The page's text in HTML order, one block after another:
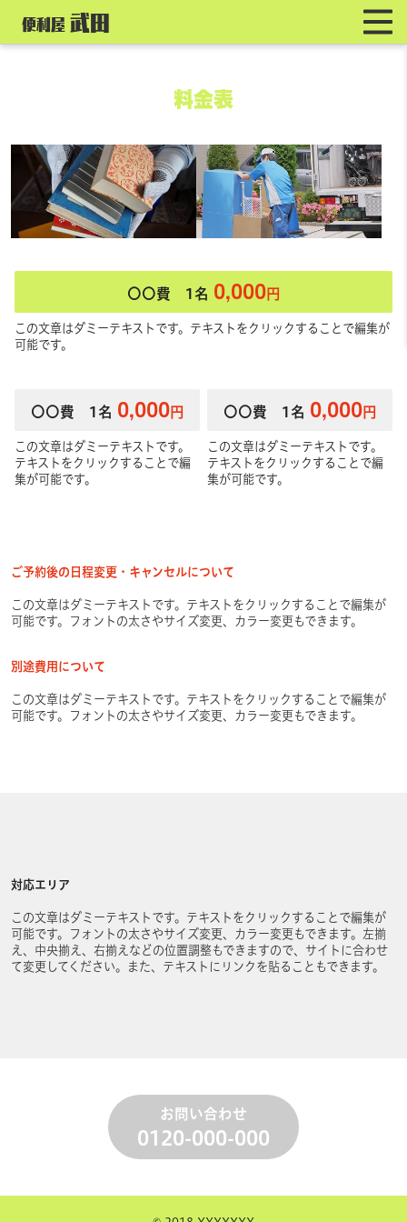
便利屋武田
料金表
〇〇費 1名 0,000円
この文章はダミーテキストです。テキストをクリックすることで編集が
可能です。
〇〇費 1名 0,000円
この文章はダミーテキストです。
テキストをクリックすることで編
集が可能です。
〇〇費 1名 0,000円
この文章はダミーテキストです。
テキストをクリックすることで編
集が可能です。
ご予約後の日程変更・キャンセルについて
この文章はダミーテキストです。テキストをクリックすることで編集が
可能です。フォントの太さやサイズ変更、カラー変更もできます。
別途費用について
この文章はダミーテキストです。テキストをクリックすることで編集が
可能です。フォントの太さやサイズ変更、カラー変更もできます。
対応エリア
この文章はダミーテキストです。テキストをクリックすることで編集が
可能です。フォントの太さやサイズ変更、カラー変更もできます。左揃
え、中央揃え、右揃えなどの位置調整もできますので、サイトに合わせ
て変更してください。また、テキストにリンクを貼ることもできます。
お問い合わせ
0120-000-000